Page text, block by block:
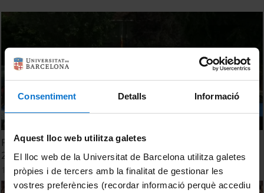
Consentiment Detalls Informació
Aquest lloc web utilitza galetes
El lloc web de la Universitat de Barcelona utilitza galetes
pròpies i de tercers amb la finalitat de gestionar les
vostres preferències (recordar informació perquè accediu
Facultat de Biologia. Acte de Graduació. Promoció 2016-
2020. 17:00 h
17 May, 2021